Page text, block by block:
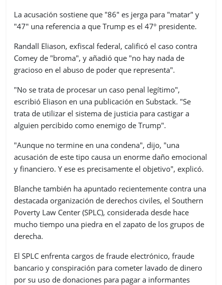
La acusación sostiene que "86" es jerga para "matar" y
"47" una referencia a que Trump es el 47º presidente.
Randall Eliason, exfiscal federal, calificó el caso contra
Comey de "broma", y añadió que "no hay nada de
gracioso en el abuso de poder que representa".
"No se trata de procesar un caso penal legítimo",
escribió Eliason en una publicación en Substack. "Se
trata de utilizar el sistema de justicia para castigar a
alguien percibido como enemigo de Trump".
"Aunque no termine en una condena", dijo, "una
acusación de este tipo causa un enorme daño emocional
y financiero. Y ese es precisamente el objetivo", explicó.
Blanche también ha apuntado recientemente contra una
destacada organización de derechos civiles, el Southern
Poverty Law Center (SPLC), considerada desde hace
mucho tiempo una piedra en el zapato de los grupos de
derecha.
El SPLC enfrenta cargos de fraude electrónico, fraude
bancario y conspiración para cometer lavado de dinero
por su uso de donaciones para pagar a informantes